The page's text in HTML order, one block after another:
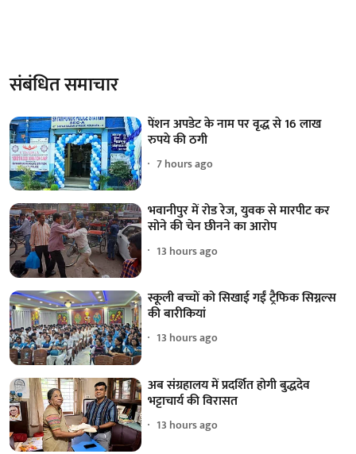
संबंधित समाचार
पेंशन अपडेट के नाम पर वृद्ध से 16 लाख
रुपये की ठगी
7 hours ago
भवानीपुर में रोड रेज, युवक से मारपीट कर
सोने की चेन छीनने का आरोप
13 hours ago
स्कूली बच्चों को सिखाई गईं ट्रैफिक सिग्नल्स
की बारीकियां
13 hours ago
अब संग्रहालय में प्रदर्शित होगी बुद्धदेव
भट्टाचार्य की विरासत
13 hours ago